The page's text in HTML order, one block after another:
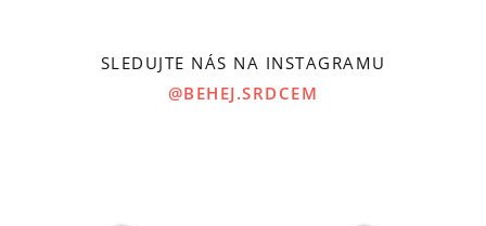
SLEDUJTE NÁS NA INSTAGRAMU
@BEHEJ.SRDCEM